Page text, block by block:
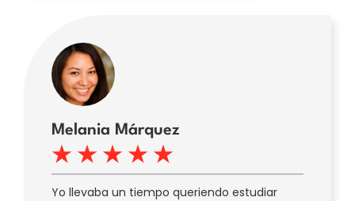
Melania Márquez
Yo llevaba un tiempo queriendo estudiar